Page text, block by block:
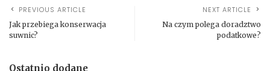
PREVIOUS ARTICLE
Jak przebiega konserwacja
suwnic?
NEXT ARTICLE
Na czym polega doradztwo
podatkowe?
Ostatnio dodane